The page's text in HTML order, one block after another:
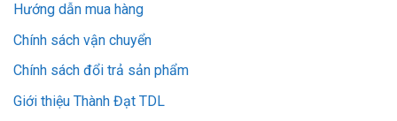
Hướng dẫn mua hàng
Chính sách vận chuyển
Chính sách đổi trả sản phẩm
Giới thiệu Thành Đạt TDL